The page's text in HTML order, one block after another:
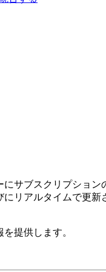
サブスクリプショ
リアルタイムで更
提供します。